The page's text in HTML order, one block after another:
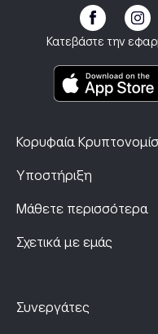
Κατεβάστε την
Κορυφαία
Υποστήριξη
Μάθετε περισσότερα
Σχετικά με εμάς
Αποτύπωμα
Γνωστοποίηση
Όροι και Προϋποθέσεις
Βασικά Έγγραφα
Δεδομένα Παραπόνων
Συνεργάτες
Ασφάλιση επένδυσης